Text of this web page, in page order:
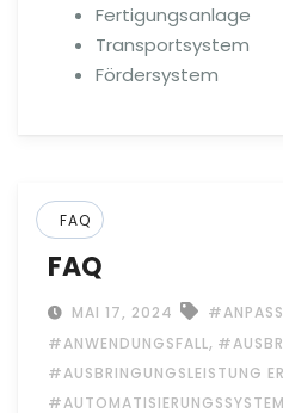
Fertigungsanlage
Transportsystem
Fördersystem
FAQ
FAQ
MAI 17, 2024
#ANWENDUNGSFALL,
#AUSBRINGUNGSLEISTUNG
#AUTOMATISIERUNGSSYSTEM